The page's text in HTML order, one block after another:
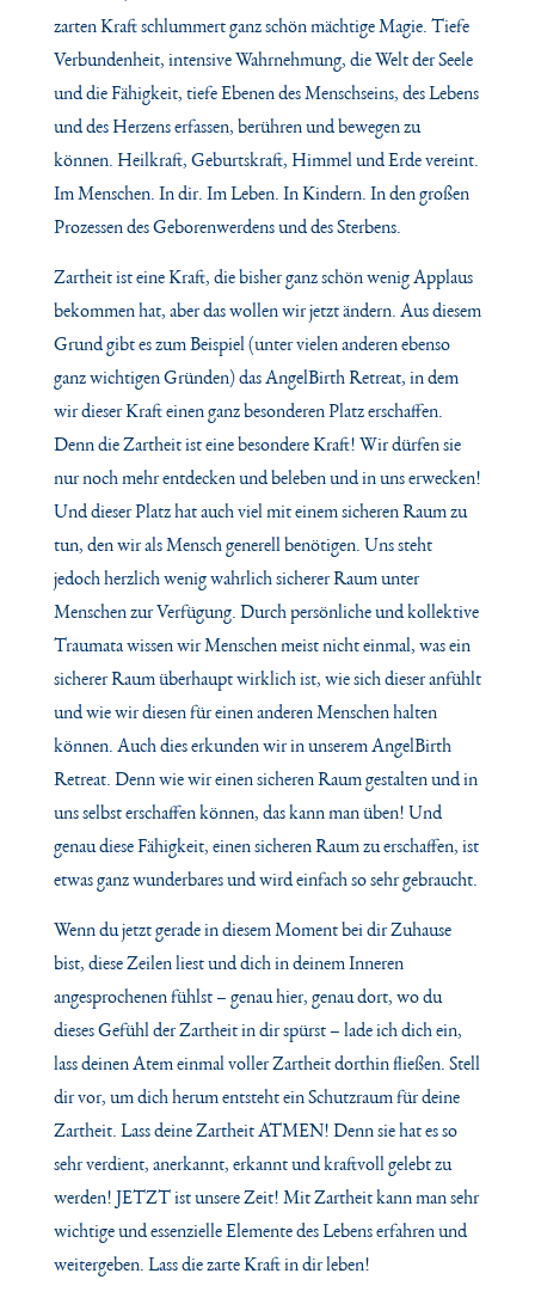
zarten Kraft schlummert ganz schön mächtige Magie. Tiefe
Verbundenheit, intensive Wahrnehmung, die Welt der Seele
und die Fähigkeit, tiefe Ebenen des Menschseins, des Lebens
und des Herzens erfassen, berühren und bewegen zu
können. Heilkraft, Geburtskraft, Himmel und Erde vereint.
Im Menschen. In dir. Im Leben. In Kindern. In den großen
Prozessen des Geborenwerdens und des Sterbens.
Zartheit ist eine Kraft, die bisher ganz schön wenig Applaus
bekommen hat, aber das wollen wirjetzt ändern. Aus diesem
Grund gibt es zum Beispiel (unter vielen anderen ebenso
ganz wichtigenGründen) das AngelBirth Retreat, in dem
wir dieser Kraft einen ganz besonderen Platz erschaffen.
Denn die Zartheit ist eine besondere Kraft! Wir dürfen sie
nur noch mehr entdecken und beleben und in uns erwecken!
Und dieser Platz hat auch viel mit einem sicheren Raum zu
tun, den wir als Mensch generell benötigen. Uns steht
jedoch herzlich wenig wahrlich sicherer Raum unter
Menschen zur Verfügung. Durch persönliche und kollektive
Traumata wissen wir Menschen meist nicht einmal, was ein
sicherer Raum überhaupt wirklich ist, wie sich dieser anfühlt
und wie wir diesen für einen anderen Menschen halten
können. Auch dies erkunden wir in unserem AngelBirth
Retreat. Denn wie wir einen sicheren Raum gestalten und in
uns selbst erschaffen können, das kann man üben! Und
genau diese Fähigkeit, einen sicheren Raum zu erschaffen, ist
etwas ganz wunderbares und wird einfach so sehr gebraucht.
Wenn du jetzt gerade in diesem Moment bei dir Zuhause
bist, diese Zeilen liest unddich in deinem Inneren
angesprochenen fühlst – genau hier, genau dort, wo du
dieses Gefühlder Zartheit in dir spürst – lade ich dich ein,
lass deinen Atem einmal voller Zartheit dorthin fließen. Stell
dir vor, um dich herum entsteht ein Schutzraum für deine
Zartheit. Lass deine Zartheit ATMEN! Denn sie hat es so
sehr verdient, anerkannt, erkannt und kraftvoll gelebt zu
werden! JETZT ist unsere Zeit! Mit Zartheit kann man sehr
wichtige und essenzielle Elemente des Lebens erfahren und
weitergeben. Lass die zarte Kraft in dir leben!